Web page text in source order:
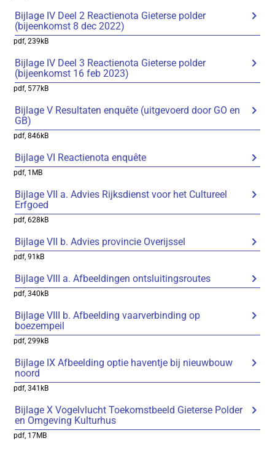
Bijlage IV Deel 2 Reactienota Gieterse polder
(bijeenkomst 8 dec 2022)
pdf, 239kB
Bijlage IV Deel 3 Reactienota Gieterse polder
(bijeenkomst 16 feb 2023)
pdf, 577kB
Bijlage V Resultaten enquête (uitgevoerd door GO en
GB)
pdf, 846kB
Bijlage VI Reactienota enquête
pdf, 1MB
Bijlage VII a. Advies Rijksdienst voor het Cultureel
Erfgoed
pdf, 628kB
Bijlage VII b. Advies provincie Overijssel
pdf, 91kB
Bijlage VIII a. Afbeeldingen ontsluitingsroutes
pdf, 340kB
Bijlage VIII b. Afbeelding vaarverbinding op
boezempeil
pdf, 299kB
Bijlage IX Afbeelding optie haventje bij nieuwbouw
noord
pdf, 341kB
Bijlage X Vogelvlucht Toekomstbeeld Gieterse Polder
en Omgeving Kulturhus
pdf, 17MB